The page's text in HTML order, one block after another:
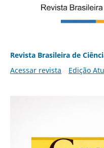
Revista Brasileira de
Acessar revista
Edição